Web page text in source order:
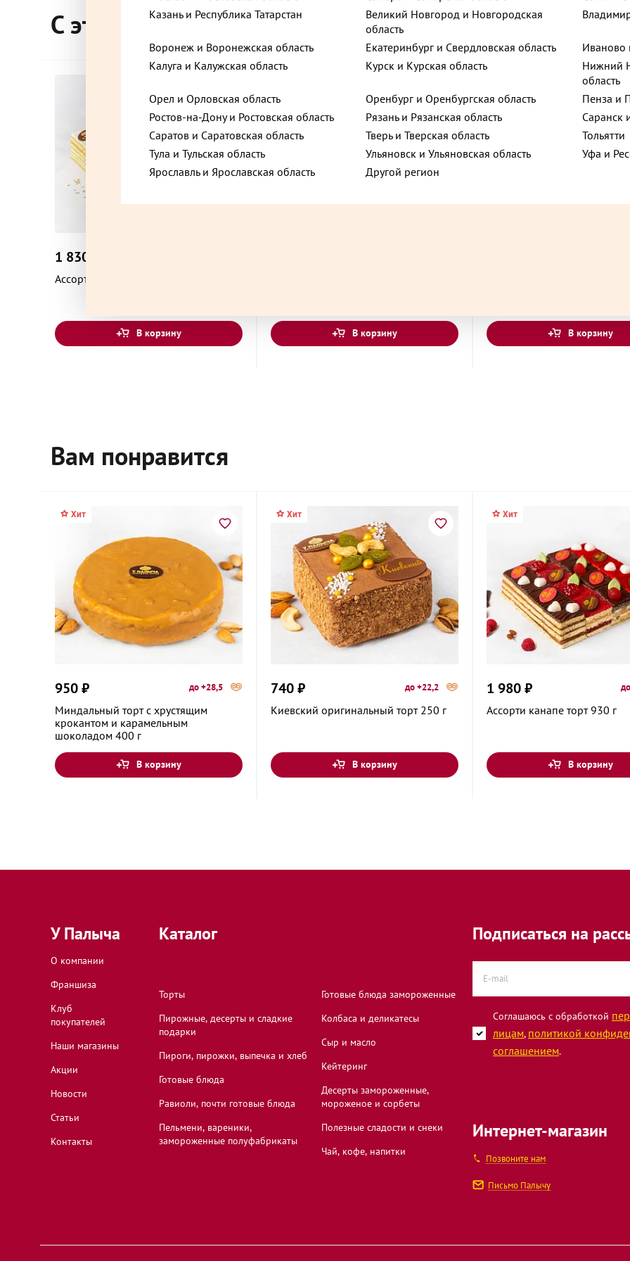
Белоозёрский, Московская область, Коммунальная улица, 12
Бронницы, Московская область, Советская улица, 69
Видное, Московская область, Берёзовая улица, 1с1
Видное, Московская область, Советский проезд, 4
Жуковский, Московская область, улица Гудкова, 13
Иваново, Ивановская область, Лежневская улица, 55
Ивантеевка, Московская область, улица Дзержинского, 11
Ивантеевка, Московская область, улица Новосёлки, 2
Калуга, Калужская область, Пролетарская улица, 133
18
Коломна, Московская область, Советская площадь, 8
Коломна, Московская область, улица Октябрьской
Революции, 362
Королёв, Московская область, микрорайон Юбилейный,
улица М.К. Тихонравова,
Королёв, Московская область, проспект Космонавтов, 37к1
С этим товаром покупают
1 830 ₽
Ассорти торт 830 г
В корзину В корзину В корзину
Вам понравится
Хит
950 ₽ до +28,5
Миндальный торт с хрустящим
крокантом и карамельным
шоколадом 400 г
В корзину
Хит
740 ₽ до +22,2
Киевский оригинальный торт 250 г
В корзину
Хит
1 980 ₽
Ассорти канапе торт 930 г
В корзину
У Палыча
О компании
Франшиза
Клуб
покупателей
Наши магазины
Акции
Новости
Статьи
Контакты
Каталог
Торты
Пирожные, десерты и сладкие
подарки
Пироги, пирожки, выпечка и хлеб
Готовые блюда
Равиоли, почти готовые блюда
Пельмени, вареники,
замороженные полуфабрикаты
Готовые блюда замороженные
Колбаса и деликатесы
Сыр и масло
Кейтеринг
Десерты замороженные,
мороженое и сорбеты
Полезные сладости и снеки
Чай, кофе, напитки
Подписаться на
Соглашаюсь с обработкой
лицам, политикой
соглашением.
Интернет-магазин
Позвоните нам
Письмо Палычу
Казань и Республика Татарстан
Великий Новгород и Новгородская
область
Воронеж и Воронежская область Екатеринбург и Свердловская область
Иваново
Калуга и Калужская область
Курск и Курская область
Нижний
область
Орел и Орловская область
Оренбург и Оренбургская область
Пенза и
Ростов-на-Дону и Ростовская область
Рязань и Рязанская область
Саранск
Саратов и Саратовская область
Тверь и Тверская область
Тольятти
Тула и Тульская область
Ульяновск и Ульяновская область
Уфа и
Ярославль и Ярославская область
Другой регион